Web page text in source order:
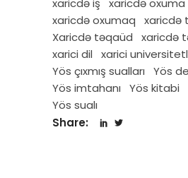
xaricdə iş
xaricdə oxuma
xaricdə oxumaq
xaricdə
Xaricdə təqaüd
xaricdə
xarici dil
xarici
Yös çıxmış sualları
Yös
Yös imtahanı
Yös kitabi
Yös sualı
Share: